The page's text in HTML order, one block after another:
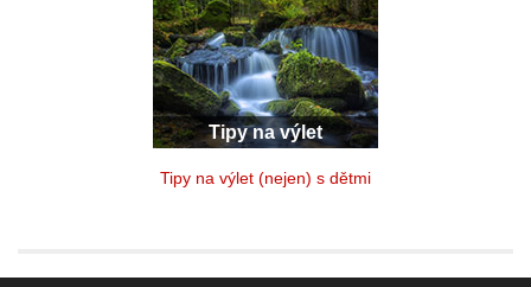
Tipy na výlet
Tipy na výlet (nejen) s dětmi